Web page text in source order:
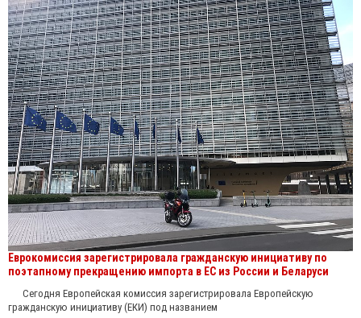
Еврокомиссия зарегистрировала гражданскую инициативу по
поэтапному прекращению импорта в ЕС из России и Беларуси
Сегодня Европейская комиссия зарегистрировала Европейскую
гражданскую инициативу (ЕКИ) под названием